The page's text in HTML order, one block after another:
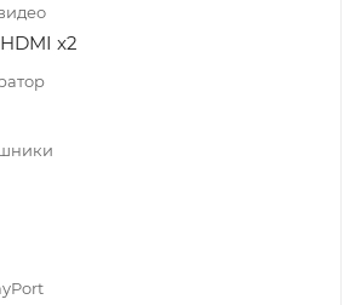
x2